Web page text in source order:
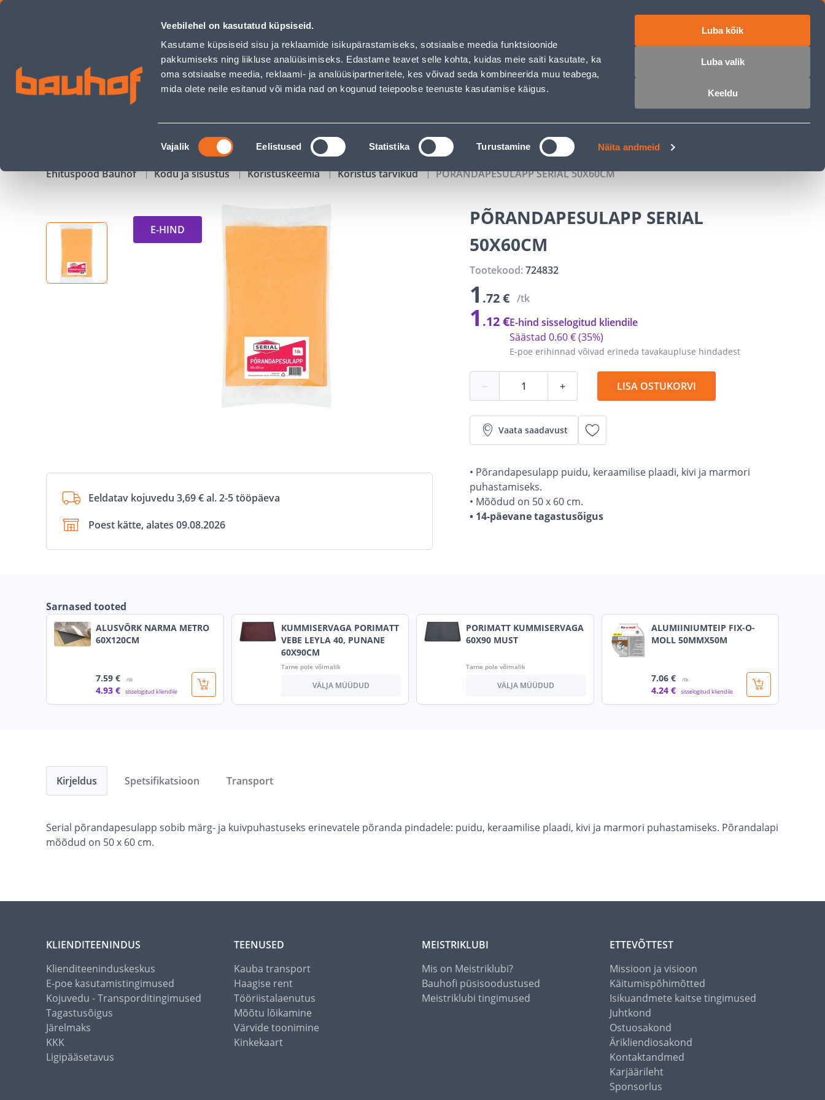
Veebilehel on kasutatud küpsiseid.
Kasutame küpsiseid sisu ja reklaamide isikupärastamiseks, sotsiaalse meedia funktsioonide
pakkumiseks ning liikluse analüüsimiseks. Edastame teavet selle kohta, kuidas meie saiti kasutate, ka
oma sotsiaalse meedia, reklaami- ja analüüsipartneritele, kes võivad seda kombineerida muu teabega,
mida olete neile esitanud või mida nad on kogunud teiepoolse teenuste kasutamise käigus.
Nõusoleku
valik
Vajalik Eelistused Statistika Turustamine Näita andmeid
Luba kõik
Luba valik
Keeldu
PÕRANDAPESULAPP SERIAL 50X60CM - Bauhof has loaded
Äriklienditeenindus Klienditeenindus Teenused Karjäärileht
OTSI Logi sisse
KAMPAANIAD KATALOOGID TÖÖRIISTALAENUTUS JÄRELMAKS
Ehituspood Bauhof Kodu ja sisustus Koristuskeemia Koristus tarvikud PÕRANDAPESULAPP SERIAL 50X60CM
E-HIND
Eeldatav kojuvedu 3,69 € al. 2-5 tööpäeva
Poest kätte, alates 09.08.2026
PÕRANDAPESULAPP SERIAL
50X60CM
Tootekood:724832
1 .72 € /tk
1 .12 €
E-poe erihinnad võivad erineda tavakaupluse hindadest
Säästad 0.60 €(35%)
E-hind sisselogitud kliendile
− + LISA OSTUKORVI
Vaata saadavust
• Põrandapesulapp puidu, keraamilise plaadi, kivi ja marmori
puhastamiseks.
• Mõõdud on 50 x 60 cm.
• 14-päevane tagastusõigus
Sarnased tooted
ALUSVÕRK NARMA METRO
60X120CM
7.59 € /tk
4.93 € sisselogitud kliendile
KUMMISERVAGA PORIMATT
VEBE LEYLA 40, PUNANE
60X90CM
Tarne pole võimalik
VÄLJA MÜÜDUD
PORIMATT KUMMISERVAGA
60X90 MUST
Tarne pole võimalik
VÄLJA MÜÜDUD
ALUMIINIUMTEIP FIX-O-
MOLL 50MMX50M
7.06 € /tk
4.24 € sisselogitud kliendile
Kirjeldus
Serial põrandapesulapp sobib märg- ja kuivpuhastuseks erinevatele põranda pindadele: puidu, keraamilise plaadi, kivi ja marmori puhastamiseks. Põrandalapi
mõõdud on 50 x 60 cm.
Spetsifikatsioon Transport
KLIENDITEENINDUS
Klienditeeninduskeskus
E-poe kasutamistingimused
Kojuvedu - Transporditingimused
Tagastusõigus
Järelmaks
KKK
Ligipääsetavus
TEENUSED
Kauba transport
Haagise rent
Tööriistalaenutus
Mõõtu lõikamine
Värvide toonimine
Kinkekaart
MEISTRIKLUBI
Mis on Meistriklubi?
Bauhofi püsisoodustused
Meistriklubi tingimused
ETTEVÕTTEST
Missioon ja visioon
Käitumispõhimõtted
Isikuandmete kaitse tingimused
Juhtkond
Ostuosakond
Ärikliendiosakond
Kontaktandmed
Karjäärileht
Sponsorlus